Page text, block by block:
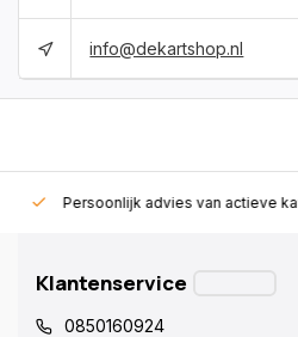
info@dekartshop.nl
Persoonlijk advies van actieve
Klantenservice
0850160924